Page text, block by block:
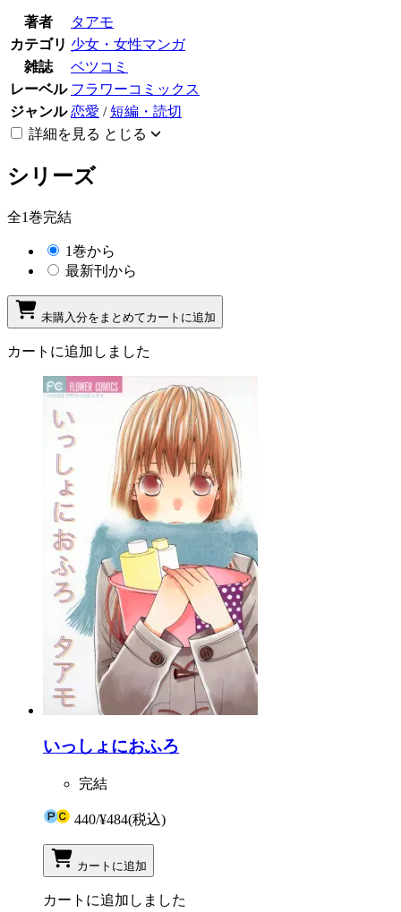
著者
タアモ
カテゴリ 少女・女性マンガ
雑誌
ベツコミ
レーベル フラワーコミックス
ジャンル 恋愛 /短編・読切
詳細を見る とじる
シリーズ
全1巻完結
1巻から
最新刊から
未購入分をまとめてカートに追加
カートに追加しました
いっしょにおふろ
完結
440/¥484(税込)
カートに追加
カートに追加しました